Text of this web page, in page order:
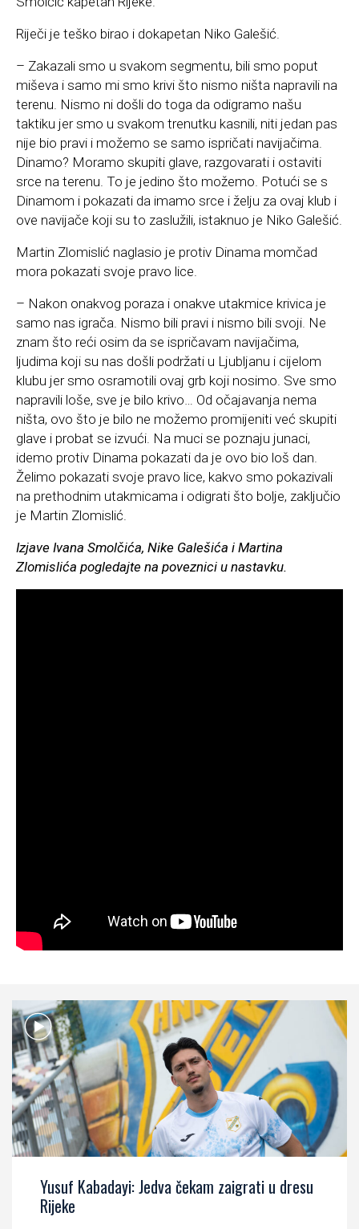
Riječi je teško birao i dokapetan Niko Galešić.
– Zakazali smo u svakom segmentu, bili smo poput
miševa i samo mi smo krivi što nismo ništa napravili na
terenu. Nismo ni došli do toga da odigramo našu
taktiku jer smo u svakom trenutku kasnili, niti jedan pas
nije bio pravi i možemo se samo ispričati navijačima.
Dinamo? Moramo skupiti glave, razgovarati i ostaviti
srce na terenu. To je jedino što možemo. Potući se s
Dinamom i pokazati da imamo srce i želju za ovaj klub i
ove navijače koji su to zaslužili, istaknuo je Niko Galešić.
Martin Zlomislić naglasio je protiv Dinama momčad
mora pokazati svoje pravo lice.
– Nakon onakvog poraza i onakve utakmice krivica je
samo nas igrača. Nismo bili pravi i nismo bili svoji. Ne
znam što reći osim da se ispričavam navijačima,
ljudima koji su nas došli podržati u Ljubljanu i cijelom
klubu jer smo osramotili ovaj grb koji nosimo. Sve smo
napravili loše, sve je bilo krivo… Od očajavanja nema
ništa, ovo što je bilo ne možemo promijeniti već skupiti
glave i probat se izvući. Na muci se poznaju junaci,
idemo protiv Dinama pokazati da je ovo bio loš dan.
Želimo pokazati svoje pravo lice, kakvo smo pokazivali
na prethodnim utakmicama i odigrati što bolje, zaključio
je Martin Zlomislić.
Izjave Ivana Smolčića, Nike Galešića i Martina
Zlomislića pogledajte na poveznici u nastavku.
Yusuf Kabadayi: Jedva čekam zaigrati u dresu
Rijeke